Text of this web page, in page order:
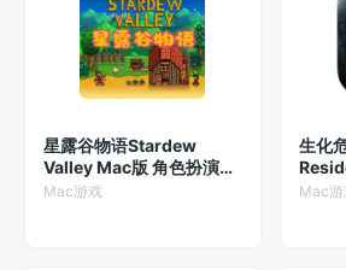
星露谷物语Stardew
Valley Mac版 角色扮演类
游戏 v1.6.8.24119
Mac游戏
生化
Mac
Mac游